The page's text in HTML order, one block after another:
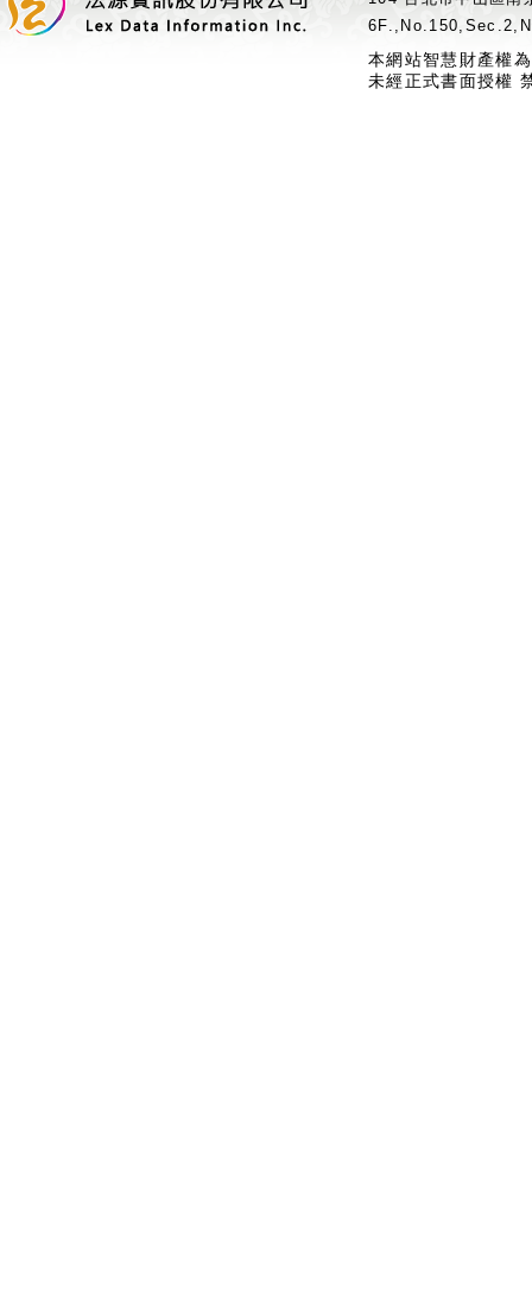
本網站智慧財產權
未經正式書面授權